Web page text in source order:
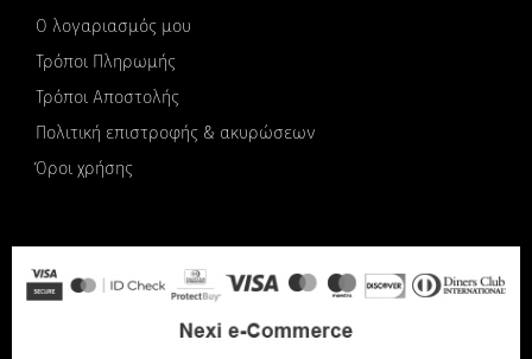
Ο λογαριασμός μου
Τρόποι Πληρωμής
Τρόποι Αποστολής
Πολιτική επιστροφής & ακυρώσεων
Όροι χρήσης